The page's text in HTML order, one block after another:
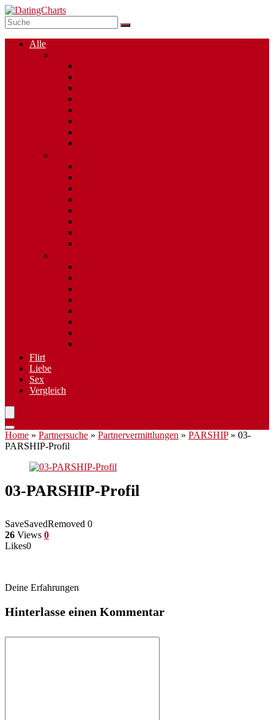
Alle
Flirt
Liebe
Sex
Vergleich
Home » Partnersuche » Partnervermittlungen » PARSHIP» 03-
PARSHIP-Profil
03-PARSHIP-Profil
SaveSavedRemoved 0
26 Views 0
Likes0
Deine Erfahrungen
Hinterlasse einen Kommentar